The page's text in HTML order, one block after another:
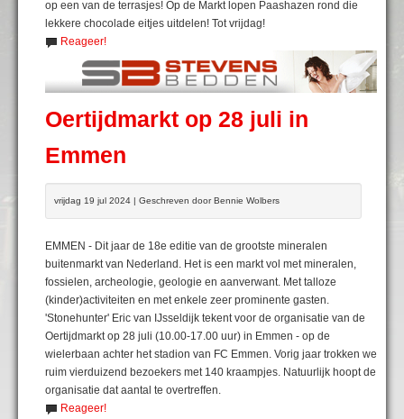
op een van de terrasjes! Op de Markt lopen Paashazen rond die
lekkere chocolade eitjes uitdelen! Tot vrijdag!
Reageer!
Oertijdmarkt op 28 juli in
Emmen
vrijdag 19 jul 2024 | Geschreven door Bennie Wolbers
EMMEN - Dit jaar de 18e editie van de grootste mineralen
buitenmarkt van Nederland. Het is een markt vol met mineralen,
fossielen, archeologie, geologie en aanverwant. Met talloze
(kinder)activiteiten en met enkele zeer prominente gasten.
'Stonehunter' Eric van IJsseldijk tekent voor de organisatie van de
Oertijdmarkt op 28 juli (10.00-17.00 uur) in Emmen - op de
wielerbaan achter het stadion van FC Emmen. Vorig jaar trokken we
ruim vierduizend bezoekers met 140 kraampjes. Natuurlijk hoopt de
organisatie dat aantal te overtreffen.
Reageer!